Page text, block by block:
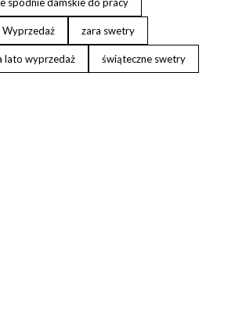
Wyprzedaż zara swetry
lato wyprzedaż świąteczne swetry